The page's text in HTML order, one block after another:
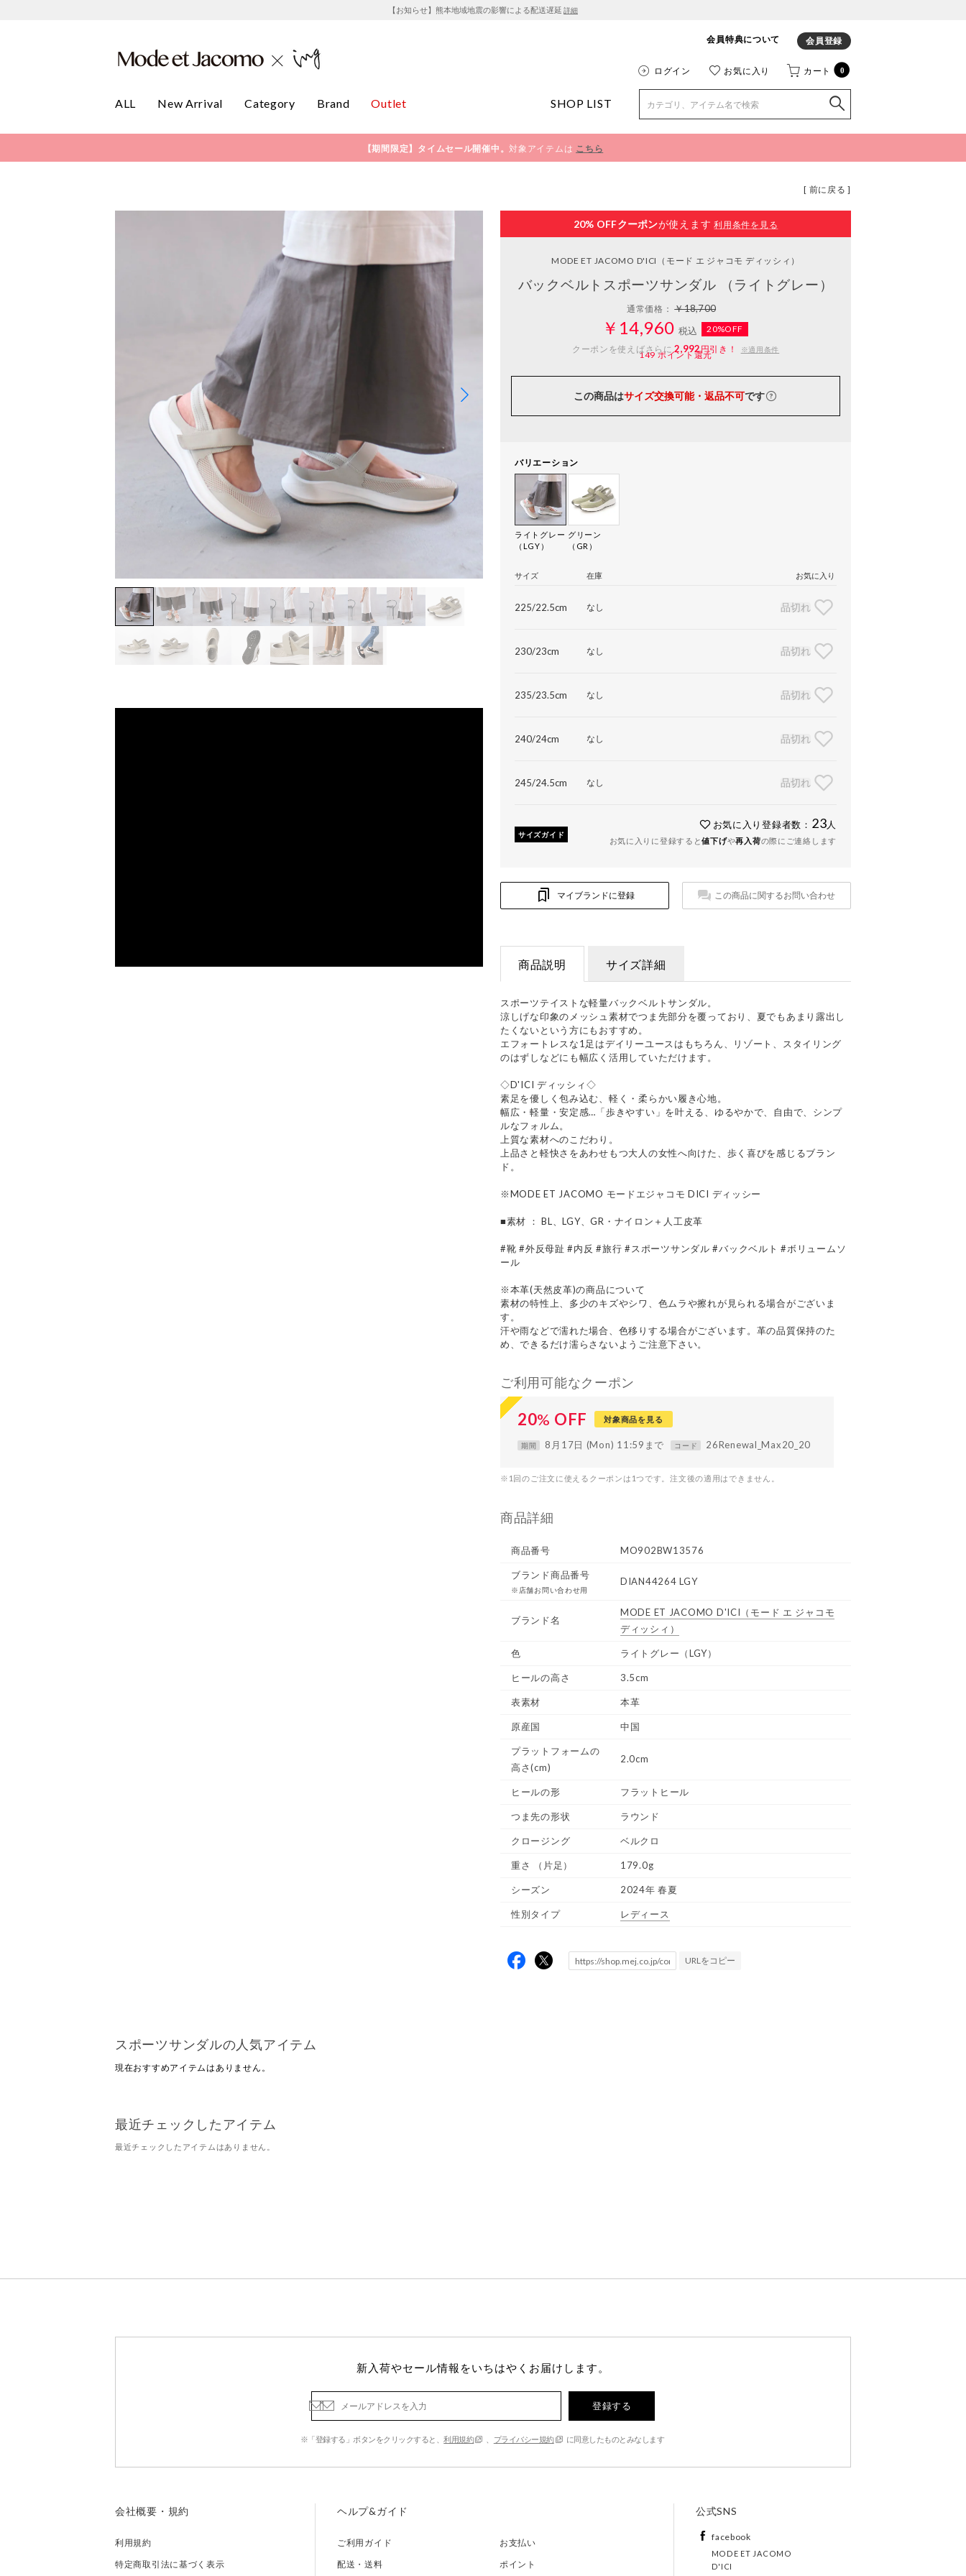
【お知らせ】熊本地域地震の影響による配送遅延 詳細
会員特典について 会員登録
ログイン お気に入り カート 0
ALL New Arrival Category Brand Outlet SHOP LIST
【期間限定】タイムセール開催中。対象アイテムは こちら
[ 前に戻る ]
20% OFFクーポンが使えます 利用条件を見る
MODE ET JACOMO D'ICI （モード エ ジャコモ ディッシィ）
バックベルトスポーツサンダル （ライトグレー）
通常価格：￥18,700
￥14,960 税込
20%OFF
クーポンを使えばさらに2,992円引き！ ※適用条件
149ポイント還元
この商品はサイズ交換可能・返品不可です
バリエーション
ライトグレー
（LGY）
グリーン
（GR）
サイズ 在庫 お気に入り
225/22.5cm なし 品切れ
230/23cm なし 品切れ
235/23.5cm なし 品切れ
240/24cm なし 品切れ
245/24.5cm なし 品切れ
サイズガイド
お気に入り登録者数： 23 人
お気に入りに登録すると値下げや再入荷の際にご連絡します
マイブランドに登録 この商品に関するお問い合わせ
商品説明 サイズ詳細
スポーツテイストな軽量バックベルトサンダル。
涼しげな印象のメッシュ素材でつま先部分を覆っており、夏でもあまり露出し
たくないという方にもおすすめ。
エフォートレスな1足はデイリーユースはもちろん、リゾート、スタイリング
のはずしなどにも幅広く活用していただけます。
◇D'ICI ディッシィ◇
素足を優しく包み込む、軽く・柔らかい履き心地。
幅広・軽量・安定感…「歩きやすい」を叶える、ゆるやかで、自由で、シンプ
ルなフォルム。
上質な素材へのこだわり。
上品さと軽快さをあわせもつ大人の女性へ向けた、歩く喜びを感じるブラン
ド。
※MODE ET JACOMO モードエジャコモ DICI ディッシー
■素材 ： BL、LGY、GR・ナイロン＋人工皮革
#靴 #外反母趾 #内反 #旅行 #スポーツサンダル #バックベルト #ボリュームソ
ール
※本革(天然皮革)の商品について
素材の特性上、多少のキズやシワ、色ムラや擦れが見られる場合がございま
す。
汗や雨などで濡れた場合、色移りする場合がございます。革の品質保持のた
め、できるだけ濡らさないようご注意下さい。
ご利用可能なクーポン
20% OFF 対象商品を見る
期間 8月17日 (Mon) 11:59まで コード 26Renewal_Max20_20
※1回のご注文に使えるクーポンは1つです。注文後の適用はできません。
商品詳細
商品番号 MO902BW13576
ブランド商品番号
※店舗お問い合わせ用
DIAN44264 LGY
ブランド名
MODE ET JACOMO D'ICI （モード エ ジャコモ
ディッシィ）
色 ライトグレー（LGY）
ヒールの高さ 3.5cm
表素材 本革
原産国 中国
プラットフォームの
高さ(cm)
2.0cm
ヒールの形 フラットヒール
つま先の形状 ラウンド
クロージング ベルクロ
重さ （片足） 179.0g
シーズン 2024年 春夏
性別タイプ レディース
URLをコピー
スポーツサンダルの人気アイテム
現在おすすめアイテムはありません。
最近チェックしたアイテム
最近チェックしたアイテムはありません。
新入荷やセール情報をいちはやくお届けします。
登録する
※「登録する」ボタンをクリックすると、利用規約 プライバシー規約 に同意したものとみなします
会社概要・規約
利用規約
特定商取引法に基づく表示
ヘルプ&ガイド
ご利用ガイド
お支払い
配送・送料
ポイント
公式SNS
facebook
MODE ET JACOMO
D'ICI